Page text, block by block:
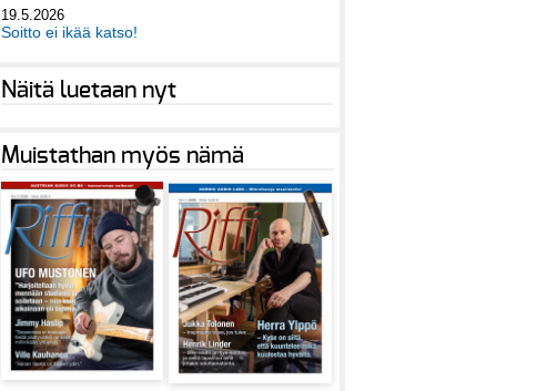
19.5.2026
Soitto ei ikää katso!
Näitä luetaan nyt
Muistathan myös nämä